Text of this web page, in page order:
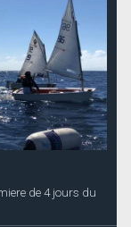
de 4 jours du